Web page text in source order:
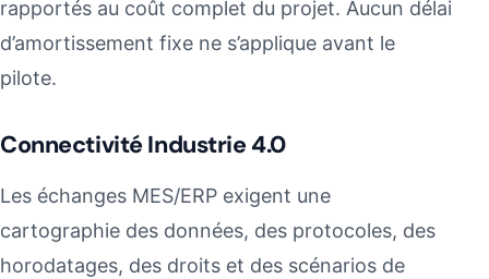
rapportés au coût complet du projet. Aucun délai
d’amortissement fixe ne s’applique avant le
pilote.
Connectivité Industrie 4.0
Les échanges MES/ERP exigent une
cartographie des données, des protocoles, des
horodatages, des droits et des scénarios de